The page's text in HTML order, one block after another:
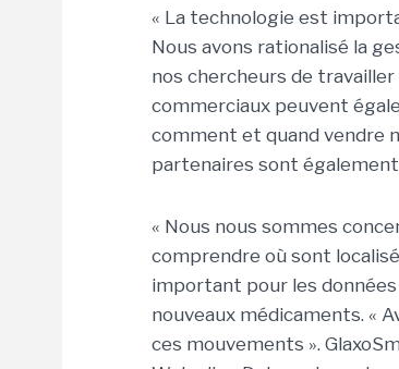
« La technologie est
Nous avons rationalisé la
nos chercheurs de
commerciaux peuvent
comment et quand vendre
partenaires sont
« Nous nous sommes
comprendre où sont
important pour les
nouveaux médicaments. «
ces mouvements ».